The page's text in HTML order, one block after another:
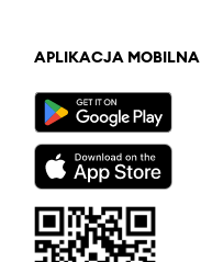
APLIKACJA MOBILNA